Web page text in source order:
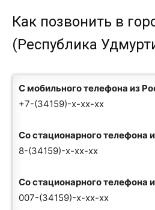
Как позвонить в
(Республика
С мобильного телефона из
+7-(34159)-x-xx-xx
Со стационарного телефона
8-(34159)-x-xx-xx
Со стационарного телефона
007-(34159)-x-xx-xx